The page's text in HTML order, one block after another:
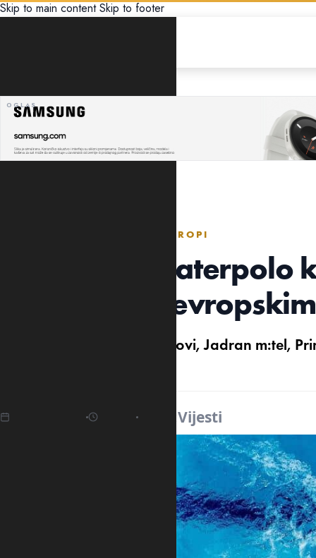
Skip to main content Skip to footer
BUDUĆNOST DEBITUJE U EVROPI
Crnogorski vaterpolo
protivnike u
Crnogorski vaterpolo klubovi, Jadran m:tel,
Vijesti